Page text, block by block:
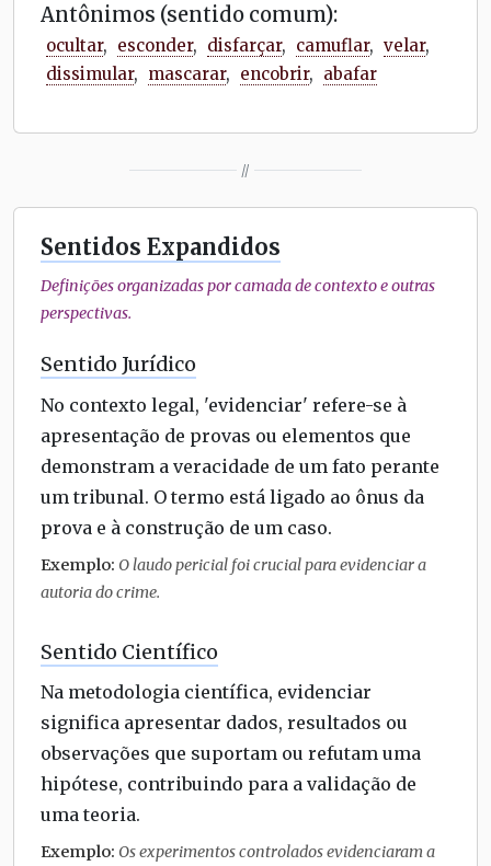
Antônimos (sentido comum):
ocultar, esconder, disfarçar, camuflar, velar,
dissimular, mascarar, encobrir, abafar
//
Sentidos Expandidos
Definições organizadas por camada de contexto e outras
perspectivas.
Sentido Jurídico
No contexto legal, 'evidenciar' refere-se à
apresentação de provas ou elementos que
demonstram a veracidade de um fato perante
um tribunal. O termo está ligado ao ônus da
prova e à construção de um caso.
Exemplo: O laudo pericial foi crucial para evidenciar a
autoria do crime.
Sentido Científico
Na metodologia científica, evidenciar
significa apresentar dados, resultados ou
observações que suportam ou refutam uma
hipótese, contribuindo para a validação de
uma teoria.
Exemplo: Os experimentos controlados evidenciaram a